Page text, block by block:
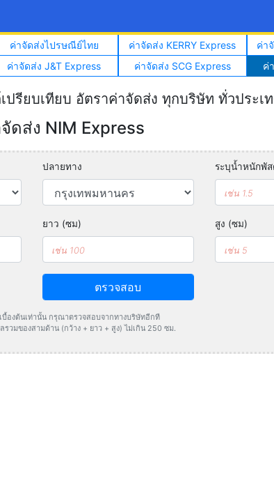
ค่าจัดส่งไปรษณีย์ไทย ค่าจัดส่ง KERRY Express
ค่า
ค่าจัดส่ง J&T Express ค่าจัดส่ง SCG Express ค่
ปรียบเทียบ อัตราค่าจัดส่ง ทุกบริษัท ทั่วประเ
ดส่ง NIM Express
ปลายทาง ระบุน้ำหนักพั
ยาว (ซม) สูง (ซม)
ตรวจสอบ
องต้นเท่านั้น กรุณาตรวจสอบจากทางบริษัทอีกที
วมของสามด้าน (กว้าง + ยาว + สูง) ไม่เกิน 250 ซม.